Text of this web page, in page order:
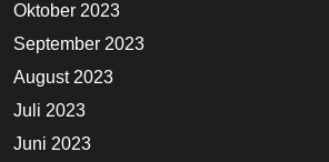
Oktober 2023
September 2023
August 2023
Juli 2023
Juni 2023